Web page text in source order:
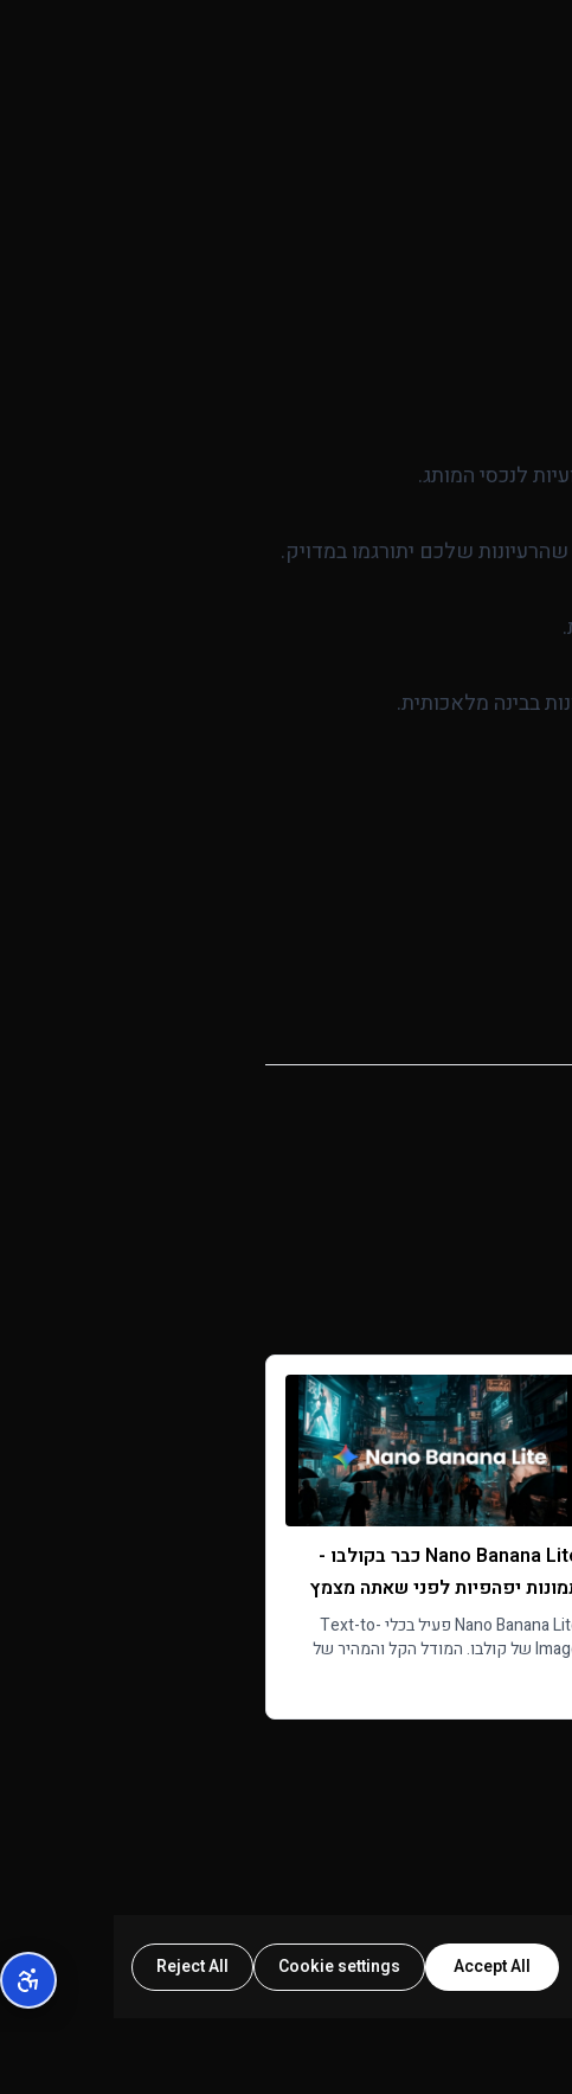
לנכסי המותג.
שלכם יתורגמו במדויק.
Nano Banana Lite כבר בקולבו -
יפהפיות לפני שאתה מצמץ
Nano Banana Lite פעיל בכלי Text-to-
Image של קולבו. המודל הקל והמהיר של
Accept All
Cookie settings
Reject All